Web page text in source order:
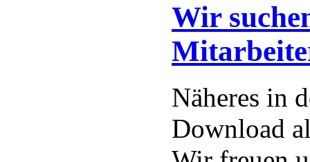
Wir
Näheres in
Download